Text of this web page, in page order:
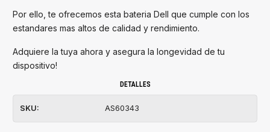
Por ello, te ofrecemos esta bateria Dell que cumple con los
estandares mas altos de calidad y rendimiento.
Adquiere la tuya ahora y asegura la longevidad de tu
dispositivo!
DETALLES
SKU: AS60343